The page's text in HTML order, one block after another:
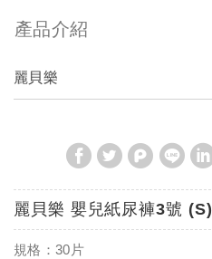
產品介紹
麗貝樂
麗貝樂 嬰兒紙尿褲3號 (S)
規格：30片